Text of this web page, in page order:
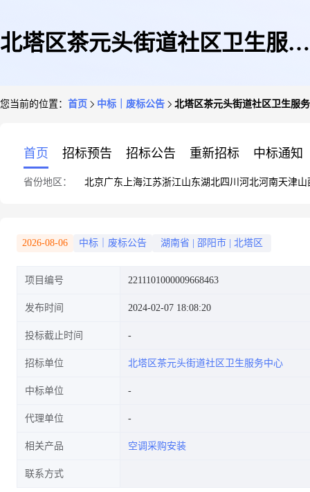
北塔区茶元头街道社区卫生服务
您当前的位置： 首页 中标｜废标公告 北塔区茶元头街道社区卫生服
首页 招标预告 招标公告 重新招标 中标通知
省份地区： 北京广东 上海江苏浙江山东湖北四川 河北河南天津山
2026-08-06 中标｜废标公告 湖南省 邵阳市 北塔区
项目编号 2211101000009668463
发布时间 2024-02-07 18:08:20
投标截止时间
招标单位 北塔区茶元头街道社区卫生服务中心
中标单位
代理单位
相关产品 空调采购安装
联系方式